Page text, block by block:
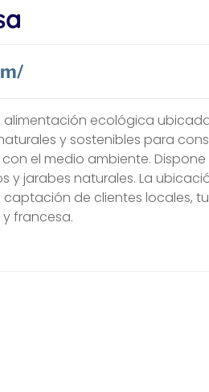
ecológica
y sostenibles para
el medio ambiente.
y jarabes naturales. La
de clientes locales,
francesa.